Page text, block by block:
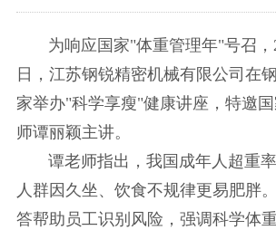
为响应国家"体重管理年"号召，
日，江苏钢锐精密机械有限公司在
家举办"科学享瘦"健康讲座，特邀
师谭丽颖主讲。
谭老师指出，我国成年人超重
人群因久坐、饮食不规律更易肥胖
答帮助员工识别风险，强调科学体